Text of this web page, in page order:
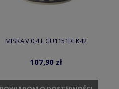
MISKA V 0,4 L GU1151DEK42
107,90 zł